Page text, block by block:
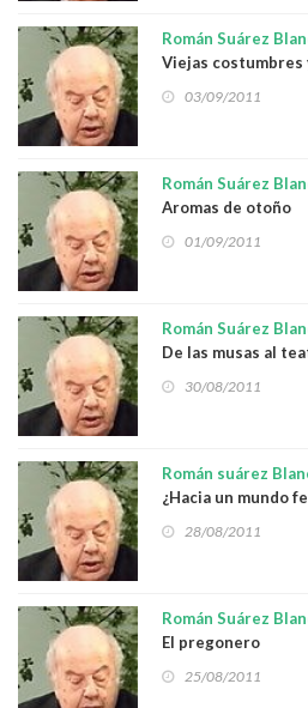
Román Suárez
Viejas costumbres
03/09/2011
Román Suárez
Aromas de otoño
01/09/2011
Román Suárez
De las musas al
30/08/2011
Román suárez
¿Hacia un mundo
28/08/2011
Román Suárez
El pregonero
25/08/2011